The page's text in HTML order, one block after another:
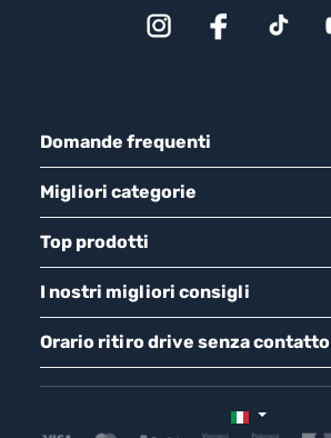
Domande frequenti
Migliori categorie
Top prodotti
I nostri migliori consigli
Orario ritiro drive senza contatto